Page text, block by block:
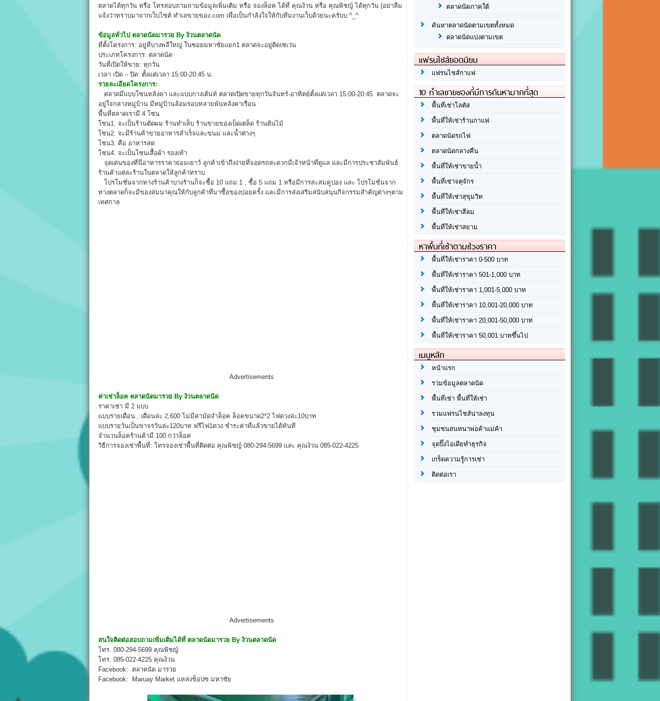
ตลาดได้ทุกวัน หรือ โทรสอบถามถามข้อมูลเพิ่มเติม หรือ จองล็อค ได้ที่ คุณง้วน หรือ คุณพิชญ์ ได้ทุกวัน (อย่าลืม
แจ้งว่าทราบมาจากเว็บไซต์ ทำเลขายของ.com เพื่อเป็นกำลังใจให้กับทีมงานเว็บด้วยนะครับบ ^_^
ข้อมูลทั่วไป ตลาดนัดมารวย By ง้วนตลาดนัด
ที่ตั้งโครงการ: อยู่ที่บางพลีใหญ่ ในซอยมหาชัยแยก1 ตลาดจะอยู่ติดเซเว่น
ประเภทโครงการ: ตลาดนัด
วันที่เปิดให้ขาย: ทุกวัน
เวลา เปิด – ปิด: ตั้งแต่เวลา 15:00-20:45 น.
รายละเอียดโครงการ:
ตลาดมีแบบโซนหลังคา และแบบกางเต้นท์ ตลาดเปิดขายทุกวันจันทร์-อาทิตย์ตั้งแต่เวลา 15:00-20:45 ตลาดจะ
อยู่ใจกลางหมู่บ้าน มีหมู่บ้านล้อมรอบหลายพันหลังคาเรือน
พื้นที่ตลาดเรามี 4 โซน
โซน1. จะเป็นร้านตัดผม ร้านทำเล็บ ร้านขายของเบ็ดเตล็ด ร้านต้นไม้
โซน2. จะมีร้านค้าขายอาหารสำเร็จและขนม และน้ำต่างๆ
โซน3. คือ อาหารสด
โซน4. จะเป็นโซนเสื้อผ้า รองเท้า
จุดเด่นของที่นี่อาหารราคาย่อมเยาว์ ลูกค้าเข้าถึงง่ายที่จอดรถสะดวกมีเจ้าหน้าที่ดูแล และมีการประชาสัมพันธ์
ร้านค้าแต่ละร้านในตลาดให้ลูกค้าทราบ
โปรโมชั่นจากทางร้านค้าบางร้านก็จะซื้อ 10 แถม 1 , ซื้อ 5 แถม 1 หรือมีการสะสมคูปอง และ โปรโมชั่นจาก
ทางตลาดก็จะมีของสมนาคุณให้กับลูกค้าที่มาซื้อของบ่อยครั้ง และมีการส่งเสริมสนับสนุนกิจกรรมสำคัญต่างๆตาม
เทศกาล
Advertisements
ค่าเช่าล็อค ตลาดนัดมารวย By ง้วนตลาดนัด
ราคาเช่า มี 2 แบบ
แบบรายเดือน , เดือนล่ะ 2,600 ไม่มีค่ามัดจำล็อค ล็อคขนาด2*2 ไฟดวงล่ะ10บาท
แบบรายวันเป็นขาจรวันล่ะ120บาท ฟรีไฟ1ดวง ชำระค่าที่แล้วขายได้ทันที
จำนวนล็อคร้านค้ามี 100 กว่าล็อค
วิธีการจองเช่าพื้นที่: โทรจองเช่าพื้นที่ติดต่อ คุณพิชญ์ 080-294-5699 และ คุณง้วน 085-022-4225
Advertisements
สนใจติดต่อสอบถามเพิ่มเติมได้ที่ ตลาดนัดมารวย By ง้วนตลาดนัด
โทร. 080-294-5699 คุณพิชญ์
โทร. 085-022-4225 คุณง้วน
Facebook: ตลาดนัด มารวย
Facebook: Maruay Market แหล่งช็อปซ.มหาชัย
ตลาดนัดภาคใต้
ค้นหาตลาดนัดตามเขตทั้งหมด
ตลาดนัดแบ่งตามเขต
แฟรนไชส์ยอดนิยม
แฟรนไชส์กาแฟ
10 ทำเลขายของที่มีการค้นหามากที่สุด
พื้นที่เช่าโลตัส
พื้นที่ให้เช่าร้านกาแฟ
ตลาดนัดรถไฟ
ตลาดนัดกลางคืน
พื้นที่ให้เช่าขายน้ำ
พื้นที่เช่าจตุจักร
พื้นที่ให้เช่าสุขุมวิท
พื้นที่ให้เช่าสีลม
พื้นที่ให้เช่าสยาม
หาพื้นที่เช่าตามช่วงราคา
พื้นที่ให้เช่าราคา 0-500 บาท
พื้นที่ให้เช่าราคา 501-1,000 บาท
พื้นที่ให้เช่าราคา 1,001-5,000 บาท
พื้นที่ให้เช่าราคา 10,001-20,000 บาท
พื้นที่ให้เช่าราคา 20,001-50,000 บาท
พื้นที่ให้เช่าราคา 50,001 บาทขึ้นไป
เมนูหลัก
หน้าแรก
รวมข้อมูลตลาดนัด
พื้นที่เช่า พื้นที่ให้เช่า
รวมแฟรนไชส์น่าลงทุน
ชุมชนสนทนาพ่อค้าแม่ค้า
จุดปิ๊งไอเดียทำธุรกิจ
เกร็ดความรู้การเช่า
ติดต่อเรา